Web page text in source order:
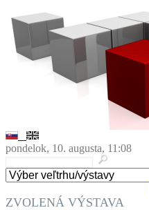
pondelok, 10. augusta, 11:08
ZVOLENÁ VÝSTAVA